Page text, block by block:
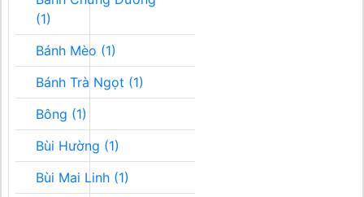
(1)
Bánh Mèo (1)
Bánh Trà Ngọt (1)
Bông (1)
Bùi Hường (1)
Bùi Mai Linh (1)